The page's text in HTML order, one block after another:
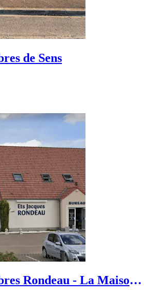
de Sens
Rondeau - La Maison